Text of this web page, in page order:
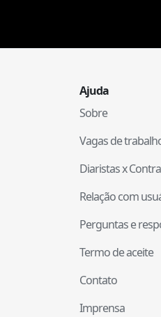
Ajuda
Sobre
Vagas de
Diaristas x
Relação com
Perguntas e
Termo de aceite
Contato
Imprensa